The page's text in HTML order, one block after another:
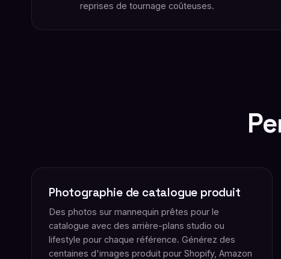
reprises de tournage coûteuses.
Photographie de catalogue produit
Des photos sur mannequin prêtes pour le
catalogue avec des arrière-plans studio ou
lifestyle pour chaque référence. Générez des
centaines d'images produit pour Shopify, Amazon